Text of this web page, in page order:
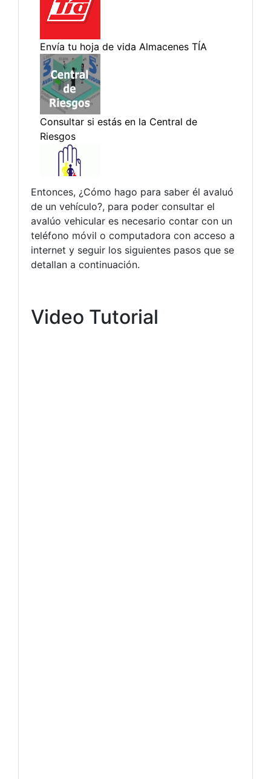
Entonces, ¿Cómo hago para saber él avaluó
de un vehículo?, para poder consultar el
avalúo vehicular es necesario contar con un
teléfono móvil o computadora con acceso a
internet y seguir los siguientes pasos que se
detallan a continuación.
Video Tutorial